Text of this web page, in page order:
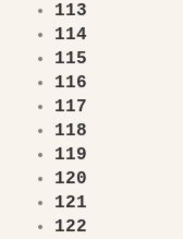
113
114
115
116
117
118
119
120
121
122